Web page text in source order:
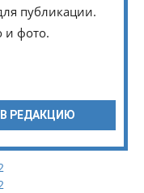
публикации.
и фото.
РЕДАКЦИЮ